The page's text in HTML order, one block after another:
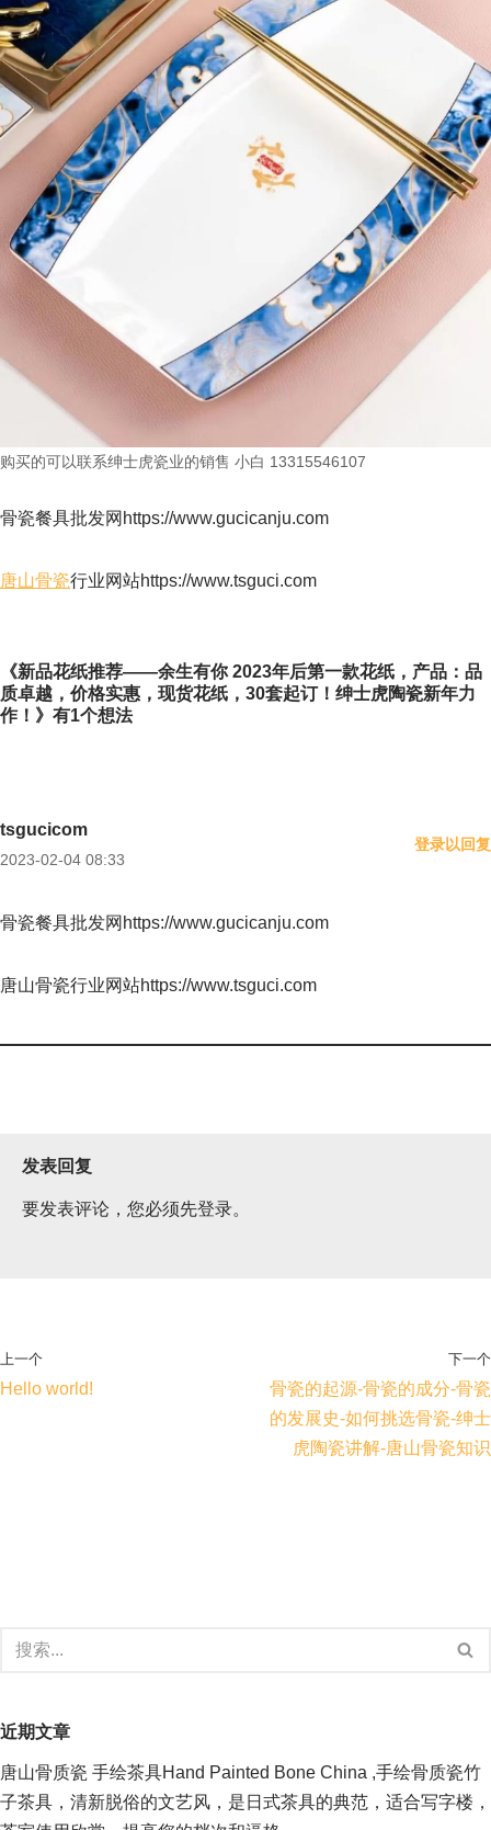
购买的可以联系绅士虎瓷业的销售 小白 13315546107
骨瓷餐具批发网https://www.gucicanju.com
唐山骨瓷行业网站https://www.tsguci.com
《新品花纸推荐——余生有你 2023年后第一款花纸，产品：品
质卓越，价格实惠，现货花纸，30套起订！绅士虎陶瓷新年力
作！》有1个想法
tsgucicom
2023-02-04 08:33
登录以回复
骨瓷餐具批发网https://www.gucicanju.com
唐山骨瓷行业网站https://www.tsguci.com
发表回复
要发表评论，您必须先登录。
上一个
Hello world!
下一个
骨瓷的起源-骨瓷的成分-骨瓷
的发展史-如何挑选骨瓷-绅士
虎陶瓷讲解-唐山骨瓷知识
近期文章
唐山骨质瓷 手绘茶具Hand Painted Bone China ,手绘骨质瓷竹
子茶具，清新脱俗的文艺风，是日式茶具的典范，适合写字楼，